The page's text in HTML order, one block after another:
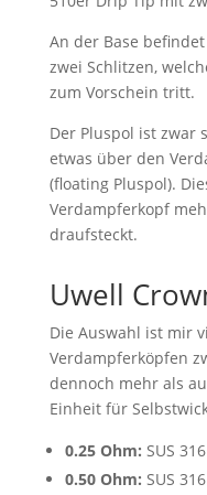
An der Base
zwei Schlitzen,
zum Vorschein tritt.
Der Pluspol ist zwar
etwas über den
(floating Pluspol).
Verdampferkopf
draufsteckt.
Uwell
Die Auswahl ist mir
Verdampferköpfen
dennoch mehr als
Einheit für
0.25 Ohm: SUS
0.50 Ohm: SUS